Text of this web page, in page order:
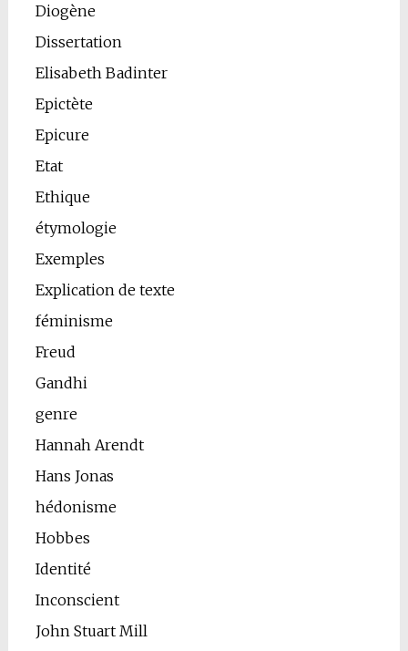
Diogène
Dissertation
Elisabeth Badinter
Epictète
Epicure
Etat
Ethique
étymologie
Exemples
Explication de texte
féminisme
Freud
Gandhi
genre
Hannah Arendt
Hans Jonas
hédonisme
Hobbes
Identité
Inconscient
John Stuart Mill